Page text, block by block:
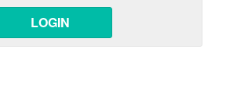
LOGIN